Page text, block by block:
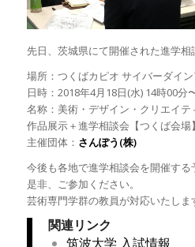
先日、茨城県にて開催された進学相
場所：つくばカピオ サイバーダイ
日時：2018年4月18日(水) 14時00分
名称：美術・デザイン・クリエイテ
作品展示＋進学相談会【つくば会場】
主催団体： さんぽう(株)
今後も各地で進学相談会を開催する
是非、ご参加ください。
芸術専門学群の教員が対応いたしま
関連リンク
筑波大学 入試情報